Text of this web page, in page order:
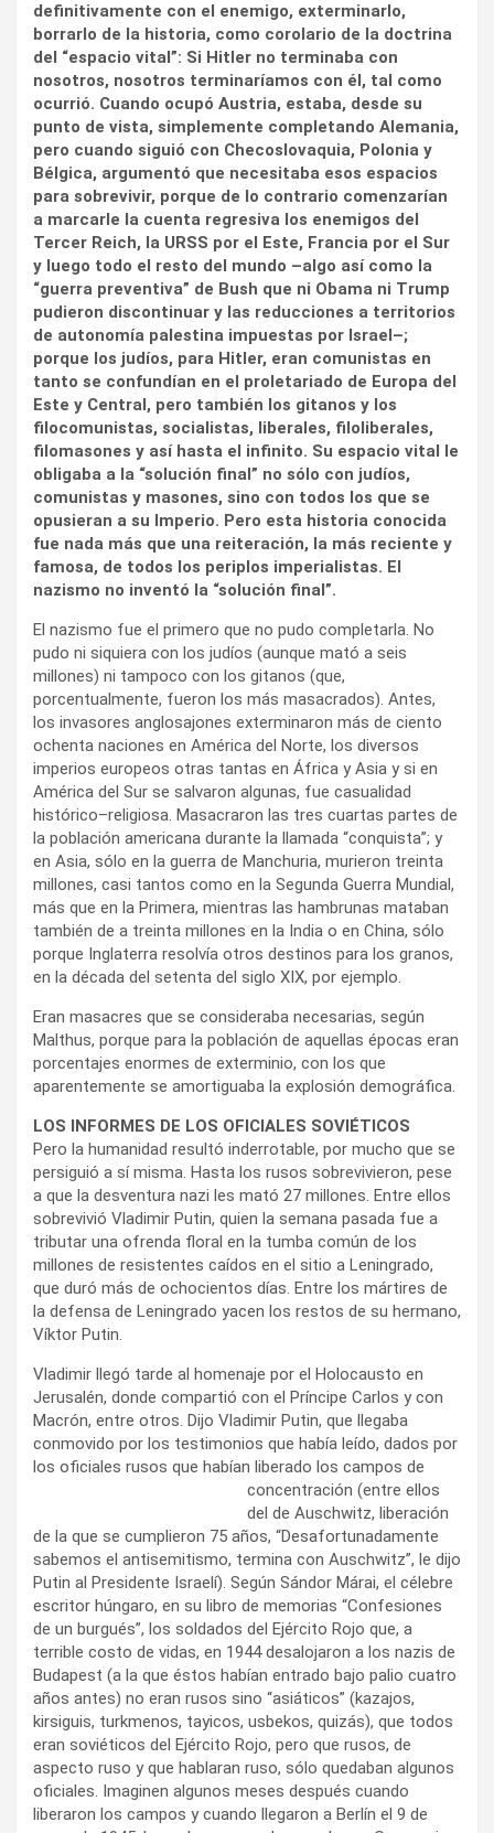
definitivamente con el enemigo, exterminarlo,
borrarlo de la historia, como corolario de la doctrina
del “espacio vital”: Si Hitler no terminaba con
nosotros, nosotros terminaríamos con él, tal como
ocurrió. Cuando ocupó Austria, estaba, desde su
punto de vista, simplemente completando Alemania,
pero cuando siguió con Checoslovaquia, Polonia y
Bélgica, argumentó que necesitaba esos espacios
para sobrevivir, porque de lo contrario comenzarían
a marcarle la cuenta regresiva los enemigos del
Tercer Reich, la URSS por el Este, Francia por el Sur
y luego todo el resto del mundo –algo así como la
“guerra preventiva” de Bush que ni Obama ni Trump
pudieron discontinuar y las reducciones a territorios
de autonomía palestina impuestas por Israel–;
porque los judíos, para Hitler, eran comunistas en
tanto se confundían en el proletariado de Europa del
Este y Central, pero también los gitanos y los
filocomunistas, socialistas, liberales, filoliberales,
filomasones y así hasta el infinito. Su espacio vital le
obligaba a la “solución final” no sólo con judíos,
comunistas y masones, sino con todos los que se
opusieran a su Imperio. Pero esta historia conocida
fue nada más que una reiteración, la más reciente y
famosa, de todos los periplos imperialistas. El
nazismo no inventó la “solución final”.
El nazismo fue el primero que no pudo completarla. No
pudo ni siquiera con los judíos (aunque mató a seis
millones) ni tampoco con los gitanos (que,
porcentualmente, fueron los más masacrados). Antes,
los invasores anglosajones exterminaron más de ciento
ochenta naciones en América del Norte, los diversos
imperios europeos otras tantas en África y Asia y si en
América del Sur se salvaron algunas, fue casualidad
histórico–religiosa. Masacraron las tres cuartas partes de
la población americana durante la llamada “conquista”; y
en Asia, sólo en la guerra de Manchuria, murieron treinta
millones, casi tantos como en la Segunda Guerra Mundial,
más que en la Primera, mientras las hambrunas mataban
también de a treinta millones en la India o en China, sólo
porque Inglaterra resolvía otros destinos para los granos,
en la década del setenta del siglo XIX, por ejemplo.
Eran masacres que se consideraba necesarias, según
Malthus, porque para la población de aquellas épocas eran
porcentajes enormes de exterminio, con los que
aparentemente se amortiguaba la explosión demográfica.
LOS INFORMES DE LOS OFICIALES SOVIÉTICOS
Pero la humanidad resultó inderrotable, por mucho que se
persiguió a sí misma. Hasta los rusos sobrevivieron, pese
a que la desventura nazi les mató 27 millones. Entre ellos
sobrevivió Vladimir Putin, quien la semana pasada fue a
tributar una ofrenda floral en la tumba común de los
millones de resistentes caídos en el sitio a Leningrado,
que duró más de ochocientos días. Entre los mártires de
la defensa de Leningrado yacen los restos de su hermano,
Víktor Putin.
Vladimir llegó tarde al homenaje por el Holocausto en
Jerusalén, donde compartió con el Príncipe Carlos y con
Macrón, entre otros. Dijo Vladimir Putin, que llegaba
conmovido por los testimonios que había leído, dados por
los oficiales rusos que habían liberado los campos de
concentración (entre ellos
del de Auschwitz, liberación
de la que se cumplieron 75 años, “Desafortunadamente
sabemos el antisemitismo, termina con Auschwitz”, le dijo
Putin al Presidente Israelí). Según Sándor Márai, el célebre
escritor húngaro, en su libro de memorias “Confesiones
de un burgués”, los soldados del Ejército Rojo que, a
terrible costo de vidas, en 1944 desalojaron a los nazis de
Budapest (a la que éstos habían entrado bajo palio cuatro
años antes) no eran rusos sino “asiáticos” (kazajos,
kirsiguis, turkmenos, tayicos, usbekos, quizás), que todos
eran soviéticos del Ejército Rojo, pero que rusos, de
aspecto ruso y que hablaran ruso, sólo quedaban algunos
oficiales. Imaginen algunos meses después cuando
liberaron los campos y cuando llegaron a Berlín el 9 de